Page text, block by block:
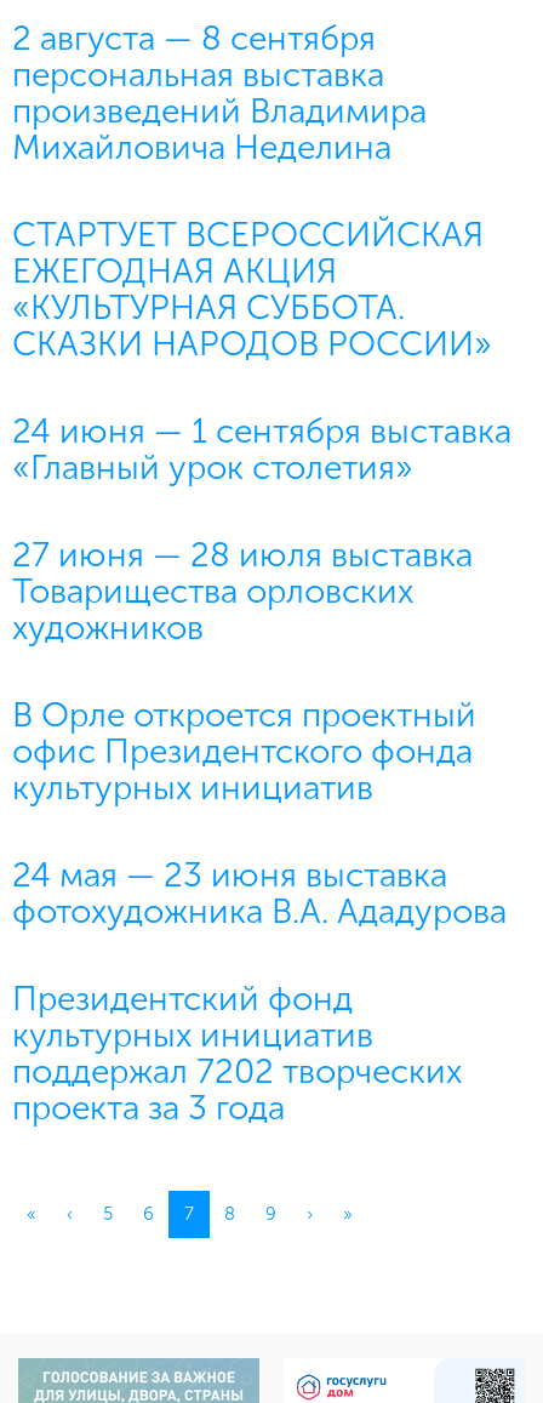
2 августа — 8 сентября
персональная выставка
произведений Владимира
Михайловича Неделина
СТАРТУЕТ ВСЕРОССИЙСКАЯ
ЕЖЕГОДНАЯ АКЦИЯ
«КУЛЬТУРНАЯ СУББОТА.
СКАЗКИ НАРОДОВ РОССИИ»
24 июня — 1 сентября выставка
«Главный урок столетия»
27 июня — 28 июля выставка
Товарищества орловских
художников
В Орле откроется проектный
офис Президентского фонда
культурных инициатив
24 мая — 23 июня выставка
фотохудожника В.А. Ададурова
Президентский фонд
культурных инициатив
поддержал 7202 творческих
проекта за 3 года
« ‹ 5 6 7(current)
8 9 › »